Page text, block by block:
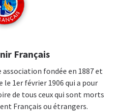
Français
association fondée en 1887 et
1er février 1906 qui a pour
de tous ceux qui sont morts
Français ou étrangers.